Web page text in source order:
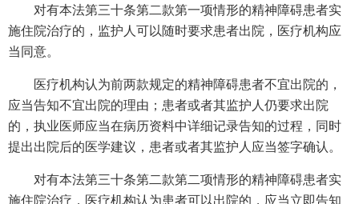
对有本法第三十条第二款第一项情形的精神障碍患者实
施住院治疗的，监护人可以随时要求患者出院，医疗机构应
当同意。
医疗机构认为前两款规定的精神障碍患者不宜出院的，
应当告知不宜出院的理由；患者或者其监护人仍要求出院
的，执业医师应当在病历资料中详细记录告知的过程，同时
提出出院后的医学建议，患者或者其监护人应当签字确认。
对有本法第三十条第二款第二项情形的精神障碍患者实
施住院治疗，医疗机构认为患者可以出院的，应当立即告知